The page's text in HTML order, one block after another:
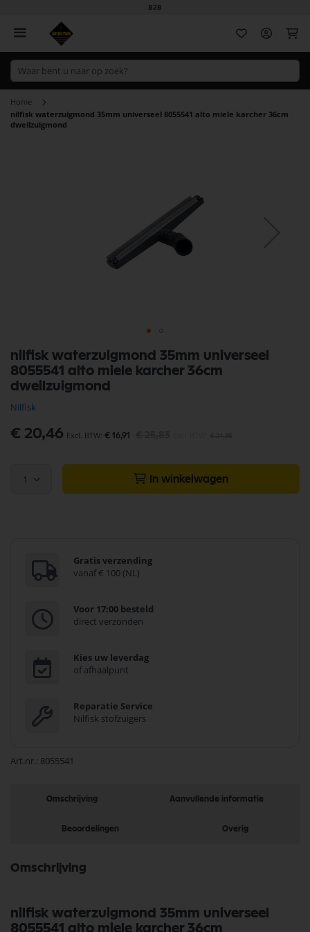
B2B
Home
nilfisk waterzuigmond 35mm universeel 8055541 alto miele karcher 36cm
dweilzuigmond
nilfisk waterzuigmond 35mm universeel
8055541 alto miele karcher 36cm
dweilzuigmond
Nilfisk
Speciale
€ 20,46 € 16,91
1 In winkelwagen
Gratis verzending
vanaf € 100 (NL)
Voor 17:00 besteld
direct verzonden
Kies uw leverdag
of afhaalpunt
Reparatie Service
Nilfisk stofzuigers
Art.nr. 8055541
Ga
naar
het
begin
de
gallerij
Omschrijving Aanvullende informatie
Beoordelingen Overig
Omschrijving
nilfisk waterzuigmond 35mm universeel
8055541 alto miele karcher 36cm